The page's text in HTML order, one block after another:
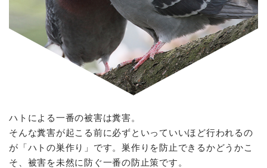
ハトによる一番の被害は糞害。
そんな糞害が起こる前に必ずといっていいほど行われるの
が「ハトの巣作り」です。巣作りを防止できるかどうかこ
そ、被害を未然に防ぐ一番の防止策です。